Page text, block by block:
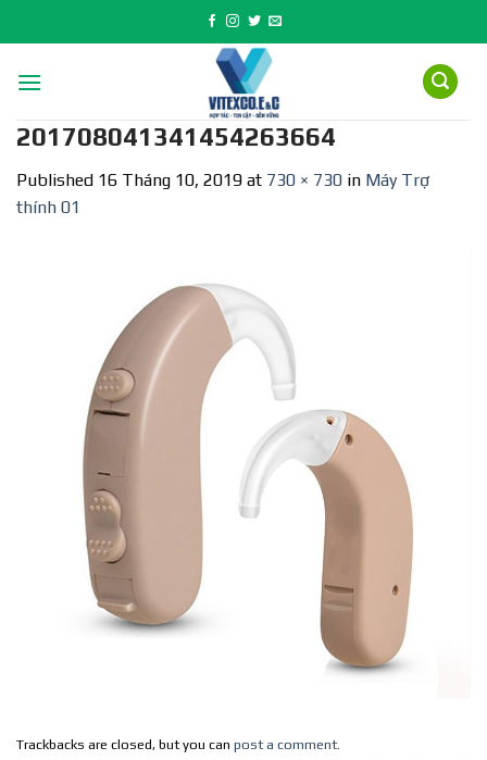
to
201708041341454263664
Published 16 Tháng 10, 2019 at 730 × 730 in Máy Trợ
thính 01
Trackbacks are closed, but you can post a comment.